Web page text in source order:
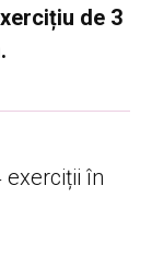
de 3
exerciții în